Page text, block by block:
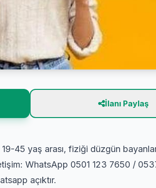
İlanı Paylaş
45 yaş arası, fiziği düzgün
WhatsApp 0501 123 7650 /
açıktır.